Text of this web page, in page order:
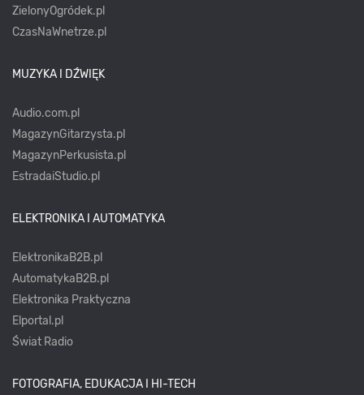
ZielonyOgródek.pl
CzasNaWnetrze.pl
MUZYKA I DŹWIĘK
Audio.com.pl
MagazynGitarzysta.pl
MagazynPerkusista.pl
EstradaiStudio.pl
ELEKTRONIKA I AUTOMATYKA
ElektronikaB2B.pl
AutomatykaB2B.pl
Elektronika Praktyczna
Elportal.pl
Świat Radio
FOTOGRAFIA, EDUKACJA I HI-TECH